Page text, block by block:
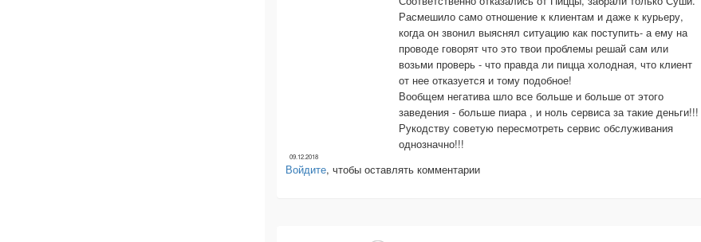
Расмешило само отношение к клиентам и даже к курьеру,
когда он звонил выяснял ситуацию как поступить- а ему на
проводе говорят что это твои проблемы решай сам или
возьми проверь - что правда ли пицца холодная, что клиент
от нее отказуется и тому подобное!
Вообщем негатива шло все больше и больше от этого
заведения - больше пиара , и ноль сервиса за такие деньги!!!
Рукодству советую пересмотреть сервис обслуживания
однозначно!!!
09.12.2018
Войдите, чтобы оставлять комментарии